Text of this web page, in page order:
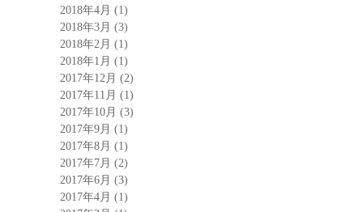
2018年4月 (1)
2018年3月 (3)
2018年2月 (1)
2018年1月 (1)
2017年12月 (2)
2017年11月 (1)
2017年10月 (3)
2017年9月 (1)
2017年8月 (1)
2017年7月 (2)
2017年6月 (3)
2017年4月 (1)